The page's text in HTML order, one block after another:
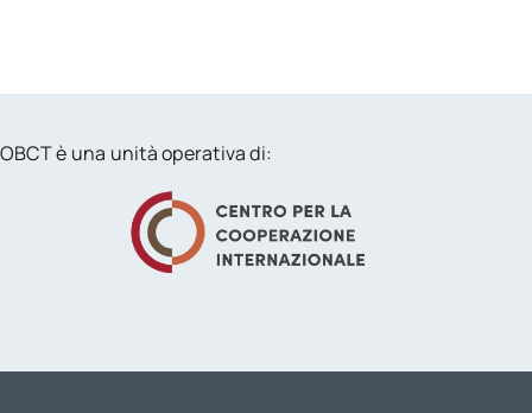
OBCT è una unità operativa di: